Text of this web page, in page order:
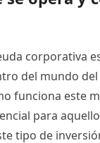
corporativa
del mundo
funciona este
para
tipo de